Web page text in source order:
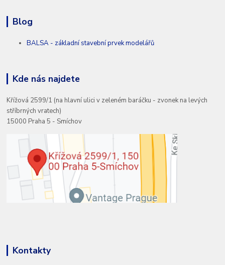
Blog
BALSA - základní stavební prvek modelářů
Kde nás najdete
Křížová 2599/1 (na hlavní ulici v zeleném baráčku - zvonek na levých
stříbrných vratech)
15000 Praha 5 - Smíchov
Kontakty